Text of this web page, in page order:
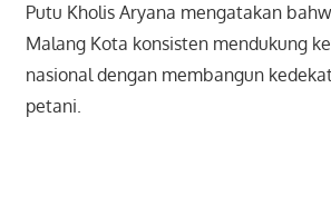
Putu Kholis Aryana mengatakan
Malang Kota konsisten mendukung
nasional dengan membangun
petani.